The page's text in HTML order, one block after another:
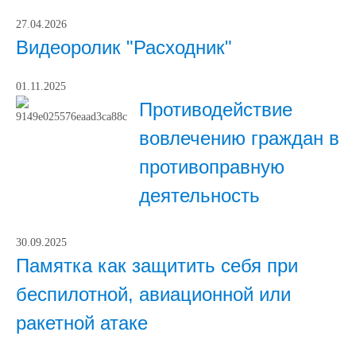
27.04.2026
Видеоролик "Расходник"
01.11.2025
Противодействие
вовлечению граждан в
противоправную
деятельность
30.09.2025
Памятка как защитить себя при
беспилотной, авиационной или
ракетной атаке